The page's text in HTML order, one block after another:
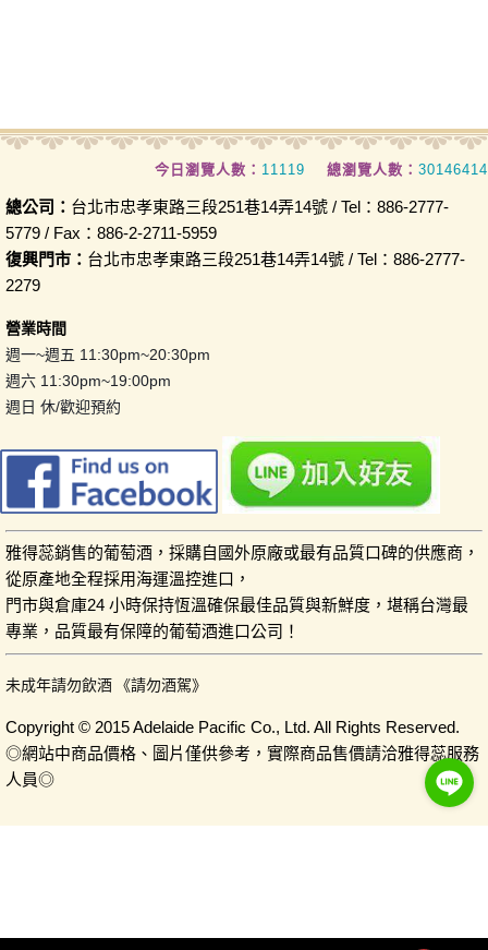
今日瀏覽人數： 11119 總瀏覽人數： 30146414
總公司： 台北市忠孝東路三段251巷14弄14號 / Tel：886-2777-
5779 / Fax：886-2-2711-5959
復興門市： 台北市忠孝東路三段251巷14弄14號 / Tel：886-2777-
2279
營業時間
週一~週五 11:30pm~20:30pm
週六 11:30pm~19:00pm
週日 休/歡迎預約
雅得蕊銷售的葡萄酒，採購自國外原廠或最有品質口碑的供應商，
從原產地全程採用海運溫控進口，
門市與倉庫24 小時保持恆溫確保最佳品質與新鮮度，堪稱台灣最
專業，品質最有保障的葡萄酒進口公司！
未成年請勿飲酒 《請勿酒駕》
Copyright © 2015 Adelaide Pacific Co., Ltd. All Rights Reserved.
◎網站中商品價格、圖片僅供參考，實際商品售價請洽雅得蕊服務
人員◎